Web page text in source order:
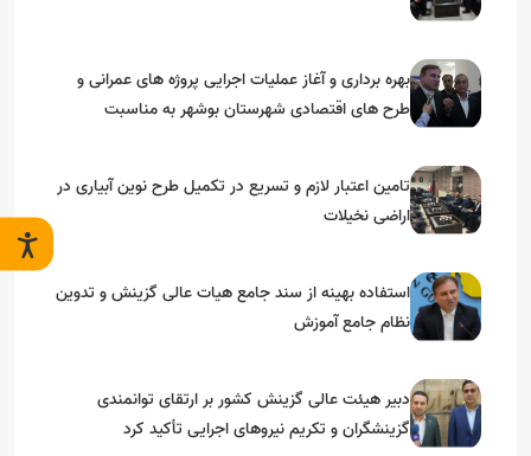
بهره برداری و آغاز عملیات اجرایی پروژه های عمرانی و
طرح های اقتصادی شهرستان بوشهر به مناسبت
تامین اعتبار لازم و تسریع در تکمیل طرح نوین آبیاری در
اراضی نخیلات
استفاده بهینه از سند جامع هیات عالی گزینش و‌ تدوین
نظام جامع آموزش
دبیر هیئت عالی گزینش کشور بر ارتقای توانمندی
گزینشگران و تکریم نیروهای اجرایی تأکید کرد